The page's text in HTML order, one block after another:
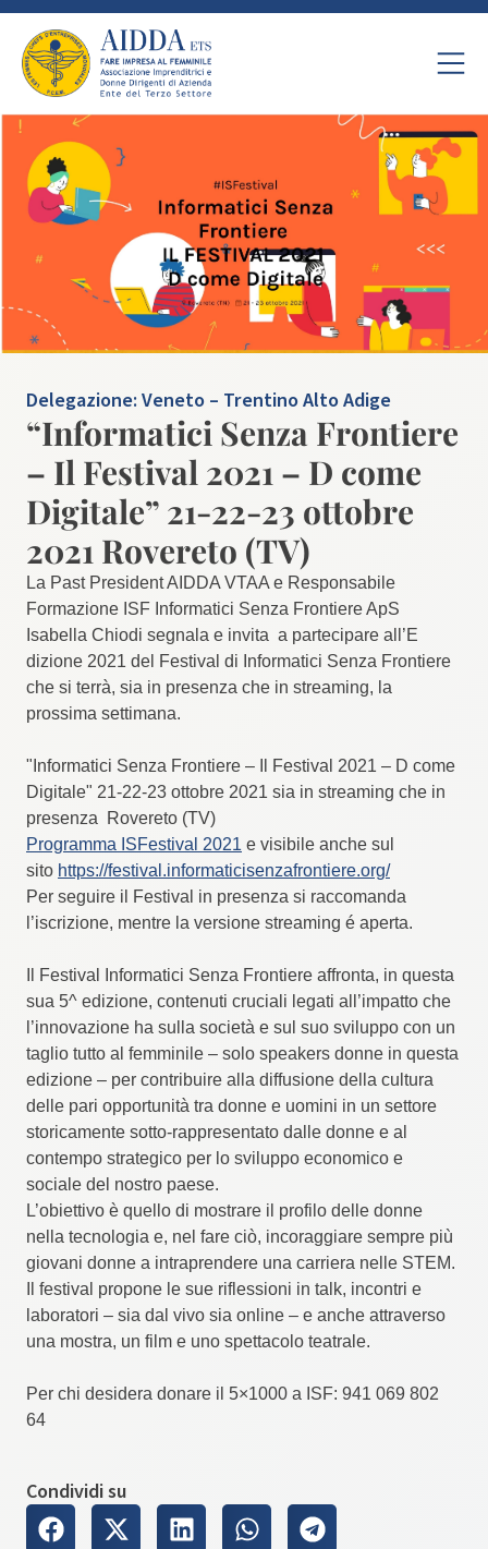
Delegazione:Veneto – Trentino Alto Adige
“Informatici Senza Frontiere
– Il Festival 2021 – D come
Digitale” 21-22-23 ottobre
2021 Rovereto (TV)
La Past President AIDDA VTAA e Responsabile
Formazione ISF Informatici Senza Frontiere ApS
Isabella Chiodi segnala e invita a partecipare all’​E​
dizione 2021 del Festival di Informatici Senza Frontiere
che si terrà, sia in presenza che in streaming, la
prossima settimana.
"Informatici Senza Frontiere – Il Festival 2021 – D come
Digitale" 21-22-23 ottobre 2021​ ​sia in streaming che in
presenza Rovereto (TV)
Programma ISFestival 2021 e visibile anche sul
sito https://festival.informaticisenzafrontiere.org/
Per seguire il Festival in presenza si raccomanda
l’iscrizione, mentre la versione streaming é aperta.
Il ​F​estival Informatici Senza Frontiere affronta, in questa
sua 5^ edizione, contenuti cruciali legati all’impatto che
’innovazione ha sulla società e sul suo sviluppo con un
taglio tutto al femminile – solo speakers donne in questa
edizione – per contribuire alla diffusione della cultura
delle pari opportunità tra donne e uomini in un settore
storicamente sotto-rappresentato dalle donne e al
contempo strategico per lo sviluppo economico e
sociale del nostro paese.
L’obiettivo è quello di mostrare il profilo delle donne
nella tecnologia e, nel fare ciò, incoraggiare sempre più
giovani donne a intraprendere una carriera nelle STEM.
Il festival propone le sue riflessioni in talk, incontri e
laboratori – sia dal vivo sia online – e anche attraverso
una mostra, un film e uno spettacolo teatrale​.
Per chi desidera donare il 5×1000 a ISF: 941 069 802
64
Condividi su